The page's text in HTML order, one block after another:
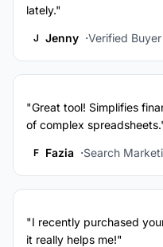
lately."
J Jenny Verified Buyer
"Great tool! Simplifies
of complex
F Fazia Search
"I recently purchased
it really helps me!"